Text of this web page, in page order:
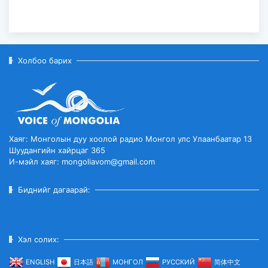
Холбоо барих
Хаяг: Монголын дуу хоолой радио Монгол улс Улаанбаатар 13
Шуудангийн хайрцаг 365
И-мэйл хаяг: mongoliavom@gmail.com
Биднийг дагаарай:
Хэл солих:
ENGLISH 日本語 МОНГОЛ РУССКИЙ 简体中文